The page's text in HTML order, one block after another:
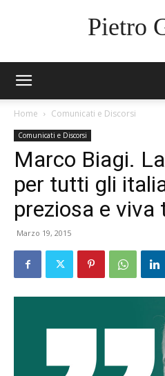
Pietro
Home Comunicati e Discorsi
Comunicati e Discorsi
Marco Biagi.
per tutti gli
preziosa e
Marzo 19, 2015